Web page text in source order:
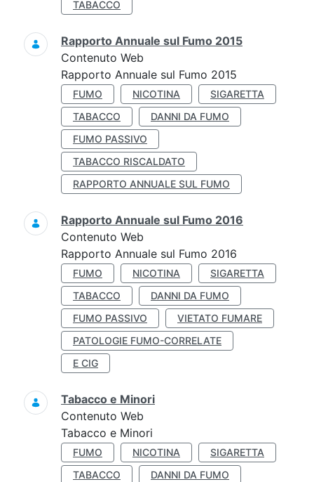
TABACCO
Rapporto Annuale sul Fumo 2015
Contenuto Web
Rapporto Annuale sul Fumo 2015
FUMO NICOTINA
SIGARETTA
TABACCO
DANNI DA FUMO
FUMO PASSIVO
TABACCO RISCALDATO
RAPPORTO ANNUALE SUL FUMO
Rapporto Annuale sul Fumo 2016
Contenuto Web
Rapporto Annuale sul Fumo 2016
FUMO NICOTINA
SIGARETTA
TABACCO
DANNI DA FUMO
FUMO PASSIVO
VIETATO FUMARE
PATOLOGIE FUMO-CORRELATE
E CIG
Tabacco e Minori
Contenuto Web
Tabacco e Minori
FUMO NICOTINA
SIGARETTA
TABACCO
DANNI DA FUMO